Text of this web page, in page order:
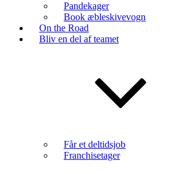
Pandekager
Book æbleskivevogn
On the Road
Bliv en del af teamet
Får et deltidsjob
Franchisetager